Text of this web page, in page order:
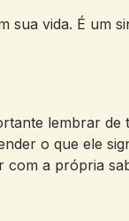
sua vida. É um
lembrar de
o que ele
com a própria